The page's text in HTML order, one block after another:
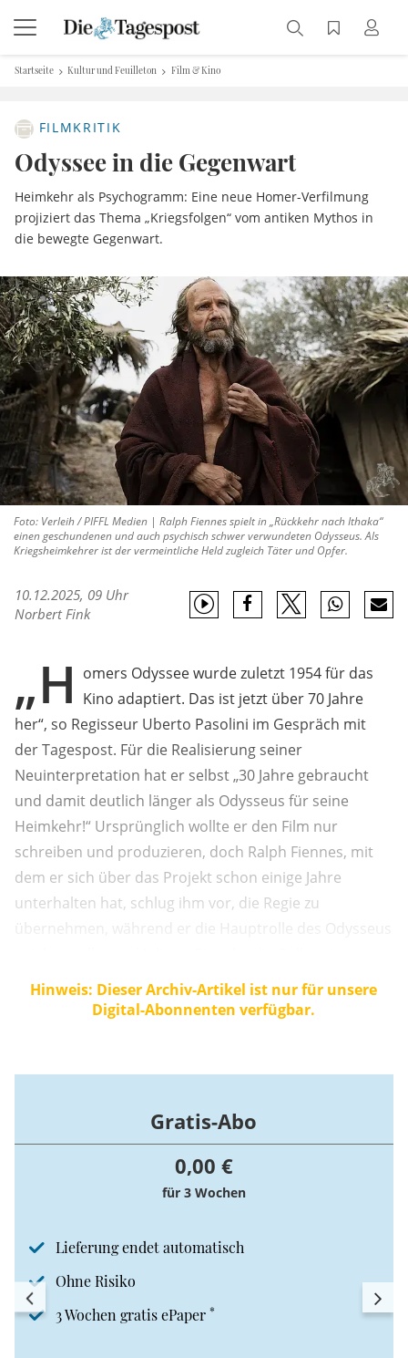
Startseite Kultur und Feuilleton Film & Kino
FILMKRITIK
Odyssee in die Gegenwart
Heimkehr als Psychogramm: Eine neue Homer-Verfilmung
projiziert das Thema „Kriegsfolgen“ vom antiken Mythos in
die bewegte Gegenwart.
Foto: Verleih / PIFFL Medien | Ralph Fiennes spielt in „Rückkehr nach Ithaka“
einen geschundenen und auch psychisch schwer verwundeten Odysseus. Als
Kriegsheimkehrer ist der vermeintliche Held zugleich Täter und Opfer.
10.12.2025, 09 Uhr
Norbert Fink
„H omers Odyssee wurde zuletzt 1954 für das
Kino adaptiert. Das ist jetzt über 70 Jahre
her“, so Regisseur Uberto Pasolini im Gespräch mit
der Tagespost. Für die Realisierung seiner
Neuinterpretation hat er selbst „30 Jahre gebraucht
und damit deutlich länger als Odysseus für seine
Heimkehr!“ Ursprünglich wollte er den Film nur
schreiben und produzieren, doch Ralph Fiennes, mit
dem er sich über das Projekt schon einige Jahre
unterhalten hat, schlug ihm vor, die Regie zu
übernehmen, während er die Hauptrolle des Odysseus
Ehefrau Penelope angeboten wurde.
Hinweis: Dieser Archiv-Artikel ist nur für unsere
Digital-Abonnenten verfügbar.
Gratis-Abo
0,00 €
für 3 Wochen
Lieferung endet automatisch
Ohne Risiko
3 Wochen gratis ePaper *